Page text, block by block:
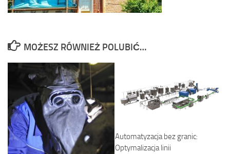
MOŻESZ RÓWNIEŻ POLUBIĆ…
Automatyzacja bez granic:
Optymalizacja linii